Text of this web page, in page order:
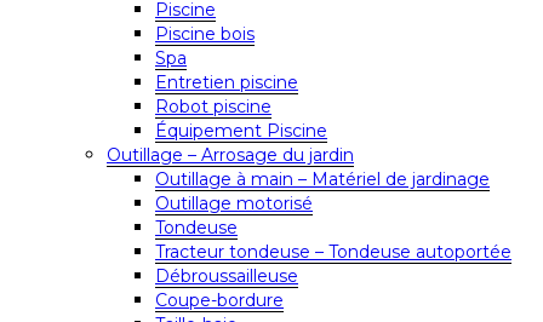
Piscine
Piscine bois
Spa
Entretien piscine
Robot piscine
Équipement Piscine
Outillage – Arrosage du jardin
Outillage à main – Matériel de jardinage
Outillage motorisé
Tondeuse
Tracteur tondeuse – Tondeuse autoportée
Débroussailleuse
Coupe-bordure